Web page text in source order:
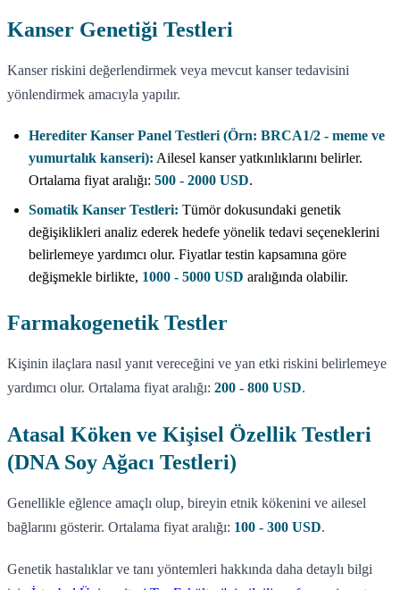
Kanser Genetiği Testleri
Kanser riskini değerlendirmek veya mevcut kanser tedavisini
yönlendirmek amacıyla yapılır.
Herediter Kanser Panel Testleri (Örn: BRCA1/2 - meme ve
yumurtalık kanseri): Ailesel kanser yatkınlıklarını belirler.
Ortalama fiyat aralığı: 500 - 2000 USD.
Somatik Kanser Testleri: Tümör dokusundaki genetik
değişiklikleri analiz ederek hedefe yönelik tedavi seçeneklerini
belirlemeye yardımcı olur. Fiyatlar testin kapsamına göre
değişmekle birlikte, 1000 - 5000 USD aralığında olabilir.
Farmakogenetik Testler
Kişinin ilaçlara nasıl yanıt vereceğini ve yan etki riskini belirlemeye
yardımcı olur. Ortalama fiyat aralığı: 200 - 800 USD.
Atasal Köken ve Kişisel Özellik Testleri
(DNA Soy Ağacı Testleri)
Genellikle eğlence amaçlı olup, bireyin etnik kökenini ve ailesel
bağlarını gösterir. Ortalama fiyat aralığı: 100 - 300 USD.
Genetik hastalıklar ve tanı yöntemleri hakkında daha detaylı bilgi